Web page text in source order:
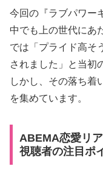
今回の『ラブパワー
中でも上の世代にあ
では「プライド高そ
されました」と当初
しかし、その落ち着
を集めています。
ABEMA恋愛リ
視聴者の注目ポ